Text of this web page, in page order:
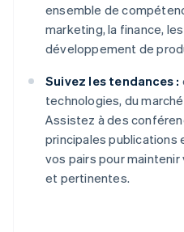
ensemble de
marketing, la finance,
développement de
Suivez les tendances :
technologies, du
Assistez à des
principales
vos pairs pour
et pertinentes.